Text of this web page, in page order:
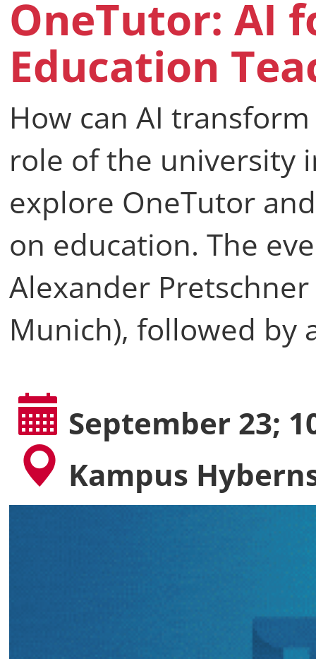
OneTutor: AI
Education
How can AI
role of the university
explore OneTutor
on education. The
Alexander
Munich), followed by
September 23;
Kampus